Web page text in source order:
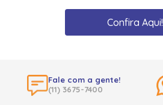
Confira Aqui!
Fale com a gente!
(11) 3675-7400